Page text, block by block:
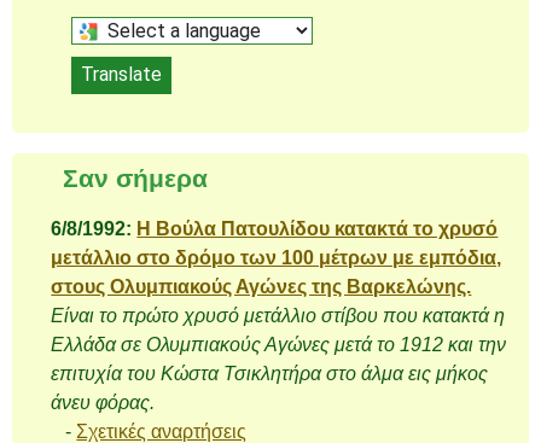
Select
a
language
this
Translate
Σαν σήμερα
6/8/1992: Η Βούλα Πατουλίδου κατακτά το χρυσό
μετάλλιο στο δρόμο των 100 μέτρων με εμπόδια,
στους Ολυμπιακούς Αγώνες της Βαρκελώνης.
Είναι το πρώτο χρυσό μετάλλιο στίβου που κατακτά η
Ελλάδα σε Ολυμπιακούς Αγώνες μετά το 1912 και την
επιτυχία του Κώστα Τσικλητήρα στο άλμα εις μήκος
άνευ φόρας.
- Σχετικές αναρτήσεις